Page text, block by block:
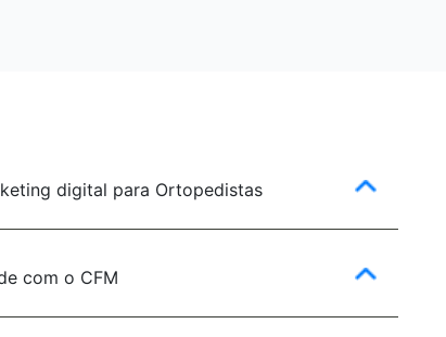
digital para Ortopedistas
com o CFM